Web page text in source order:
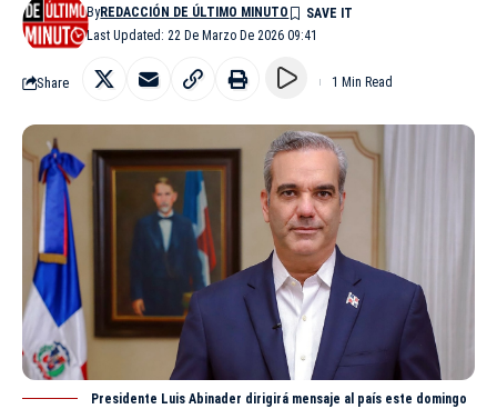
Last Updated: 22 De Marzo De 2026 09:41
ByREDACCIÓN DE ÚLTIMO MINUTO
Share 1 Min Read
Presidente Luis Abinader dirigirá mensaje al país este domingo